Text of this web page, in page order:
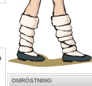
OMRÖSTNING